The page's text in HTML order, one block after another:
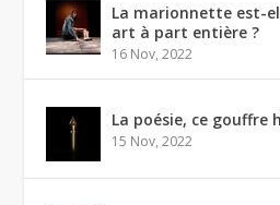
La marionnette est-
art à part entière ?
16 Nov, 2022
La poésie, ce gouffre
15 Nov, 2022